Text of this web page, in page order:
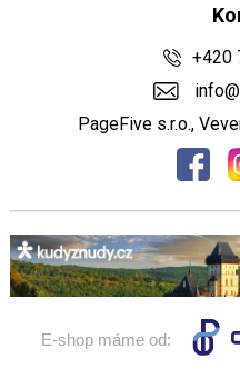
+420
PageFive s.r.o.,
E-shop máme od: